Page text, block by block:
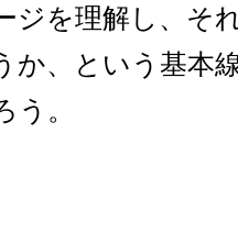
ジを理解し、そ
か、という基本
。